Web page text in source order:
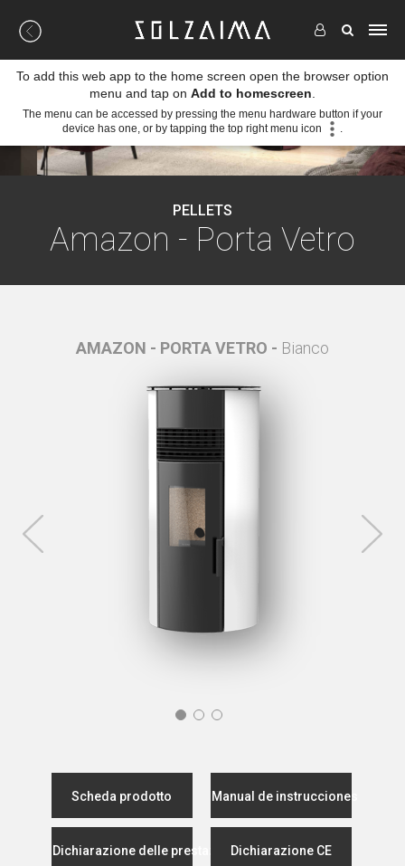
PELLETS
Amazon - Porta Vetro
AMAZON - PORTA VETRO - Bianco
Scheda prodotto Manual de instrucciones
Dichiarazione delle prestazioniDichiarazione CE
To add this web app to the home screen open the browser option
menu and tap on Add to homescreen
The menu can be accessed by pressing the menu hardware button if your
device has one, or by tapping the top right menu icon
.